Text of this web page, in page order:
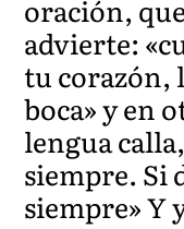
oración,
advierte:
tu corazón,
boca» y en
lengua
siempre. Si
siempre» Y